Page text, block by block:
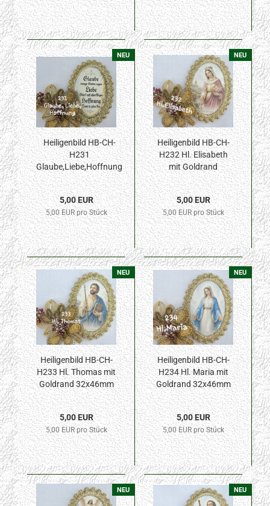
NEU
Heiligenbild HB-CH-
H231
Glaube,Liebe,Hoffnung
mit Goldrand
32x46mm
5,00 EUR
5,00 EUR pro Stück
NEU
Heiligenbild HB-CH-
H232 Hl. Elisabeth
mit Goldrand
32x46mm
5,00 EUR
5,00 EUR pro Stück
NEU
Heiligenbild HB-CH-
H233 Hl. Thomas mit
Goldrand 32x46mm
5,00 EUR
5,00 EUR pro Stück
NEU
Heiligenbild HB-CH-
H234 Hl. Maria mit
Goldrand 32x46mm
5,00 EUR
5,00 EUR pro Stück
NEU NEU